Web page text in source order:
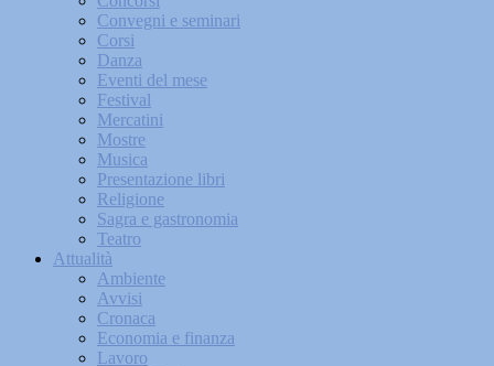
Convegni e seminari
Corsi
Danza
Eventi del mese
Festival
Mercatini
Mostre
Musica
Presentazione libri
Religione
Sagra e gastronomia
Teatro
Attualità
Ambiente
Avvisi
Cronaca
Economia e finanza
Lavoro